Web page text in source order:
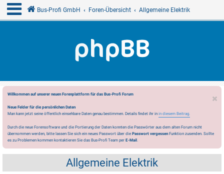
Bus-Profi GmbH Foren-Übersicht Allgemeine Elektrik
Willkommen auf unserer neuen Forenplattform für das Bus-Profi Forum
Neue Felder für die persönlichen Daten
Man kann jetzt seine öffentlich einsehbare Daten genau bestimmen. Details findet ihr in in diesem Beitrag.
Durch die neue Forensoftware und die Portierung der Daten konnten die Passwörter aus dem alten Forum nicht
übernommen werden, bitte lassen Sie sich ein neues Passwort über die Passwort vergessen Funktion zusenden. Sollte
es zu Problemen kommen kontaktieren Sie das Bus-Profi Team per E-Mail.
Allgemeine Elektrik